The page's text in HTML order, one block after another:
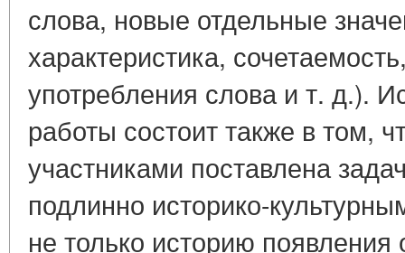
слова, новые отдельные
характеристика,
употребления слова и т. д.).
работы состоит также в том,
участниками поставлена
подлинно историко-
не только историю появления